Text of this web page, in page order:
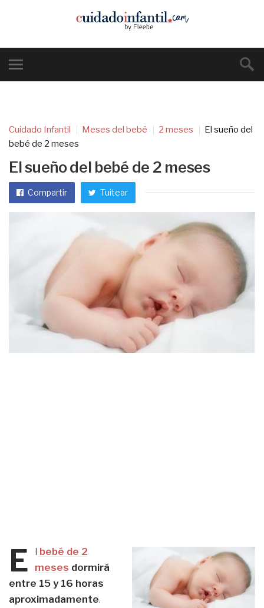
Cuidado Infantil Meses del bebé 2 meses
El sueño del
bebé de 2 meses
El sueño del bebé de 2 meses
Compartir Tuitear
E l bebé de 2
meses dormirá
entre 15 y 16 horas
aproximadamente.